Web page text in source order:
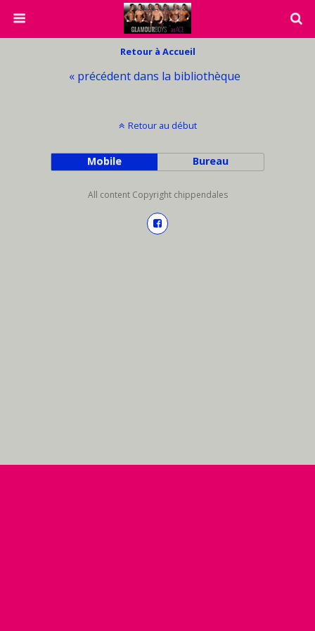
Retour à Accueil
« précédent dans la bibliothèque
Retour au début
Mobile Bureau
All content Copyright chippendales